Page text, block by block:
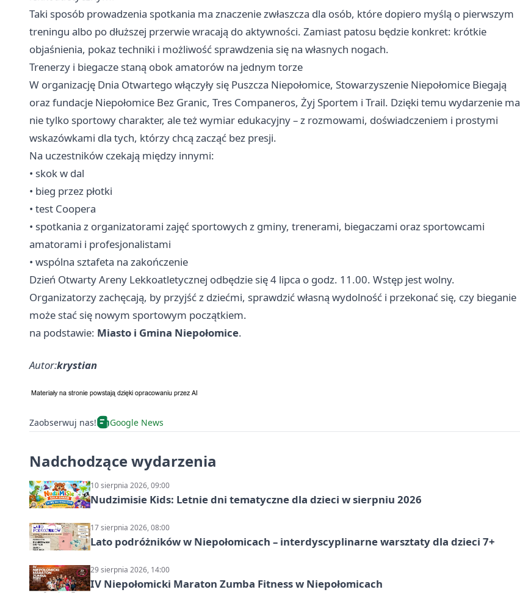
Taki sposób prowadzenia spotkania ma znaczenie zwłaszcza dla osób, które dopiero myślą o pierwszym
treningu albo po dłuższej przerwie wracają do aktywności. Zamiast patosu będzie konkret: krótkie
objaśnienia, pokaz techniki i możliwość sprawdzenia się na własnych nogach.
Trenerzy i biegacze staną obok amatorów na jednym torze
W organizację Dnia Otwartego włączyły się Puszcza Niepołomice, Stowarzyszenie Niepołomice Biegają
oraz fundacje Niepołomice Bez Granic, Tres Companeros, Żyj Sportem i Trail. Dzięki temu wydarzenie ma
nie tylko sportowy charakter, ale też wymiar edukacyjny – z rozmowami, doświadczeniem i prostymi
wskazówkami dla tych, którzy chcą zacząć bez presji.
Na uczestników czekają między innymi:
• skok w dal
• bieg przez płotki
• test Coopera
• spotkania z organizatorami zajęć sportowych z gminy, trenerami, biegaczami oraz sportowcami
amatorami i profesjonalistami
• wspólna sztafeta na zakończenie
Dzień Otwarty Areny Lekkoatletycznej odbędzie się 4 lipca o godz. 11.00. Wstęp jest wolny.
Organizatorzy zachęcają, by przyjść z dziećmi, sprawdzić własną wydolność i przekonać się, czy bieganie
może stać się nowym sportowym początkiem.
na podstawie: Miasto i Gmina Niepołomice.
Autor:krystian
Zaobserwuj nas! Google News
Nadchodzące wydarzenia
10 sierpnia 2026, 09:00
Nudzimisie Kids: Letnie dni tematyczne dla dzieci w sierpniu 2026
17 sierpnia 2026, 08:00
Lato podróżników w Niepołomicach – interdyscyplinarne warsztaty dla dzieci 7+
29 sierpnia 2026, 14:00
IV Niepołomicki Maraton Zumba Fitness w Niepołomicach